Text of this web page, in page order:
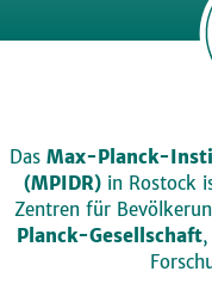
Das Max-Planck-
(MPIDR)in Rostock
Zentren für
Planck-Gesellschaft